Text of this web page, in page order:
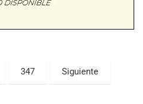
347 Siguiente